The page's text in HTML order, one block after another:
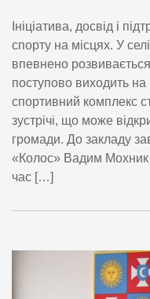
Ініціатива, досвід і
спорту на місцях. У
впевнено
поступово виходить
спортивний комплекс
зустрічі, що може
громади. До закладу
«Колос» Вадим Мохник
час […]